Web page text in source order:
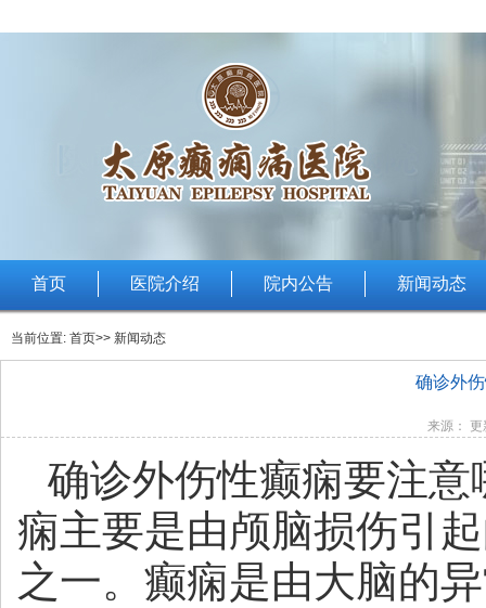
首页 医院介绍 院内公告 新闻动态
当前位置: 首页>> 新闻动态
确诊外
来源：
确诊外伤性癫痫要注
痫主要是由颅脑损伤引
之一。癫痫是由大脑的